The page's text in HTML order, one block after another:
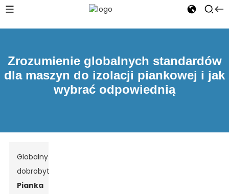
Zrozumienie globalnych standardów
dla maszyn do izolacji piankowej i jak
wybrać odpowiednią
Globalny
dobrobyt
Pianka